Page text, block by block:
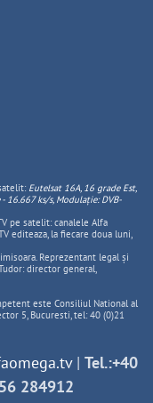
Eutelsat 16A, 16 grade Est,
16.667 ks/s, Modulație: DVB-
pe satelit: canalele Alfa
editeaza, la fiecare doua luni,
Reprezentant legal și
director general,
este Consiliul National al
5, Bucuresti, tel: 40 (0)21
| Tel.:+40
284912